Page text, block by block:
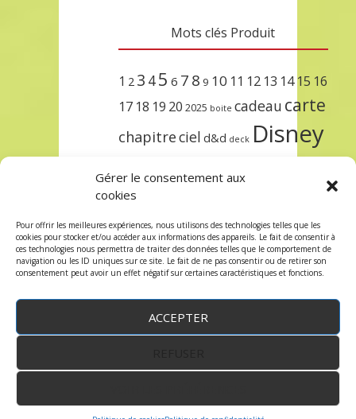
Gérer le consentement aux
cookies
Pour offrir les meilleures expériences, nous utilisons des technologies telles que les
cookies pour stocker et/ou accéder aux informations des appareils. Le fait de consentir à
ces technologies nous permettra de traiter des données telles que le comportement de
navigation ou les ID uniques sur ce site. Le fait de ne pas consentir ou de retirer son
consentement peut avoir un effet négatif sur certaines caractéristiques et fonctions.
ACCEPTER
Mots clés Produit
1 2 3 45 6 7 8 9 10 11 12 13 14 15 16
17 18 19 20 2025 boite cadeau carte
chapitreciel d&d deck Disney
lorcana
protègeprécommandesetsleeve
terre trois unlockursula étincelant
Copyright © 2023 robindesjeux.com -Mentions